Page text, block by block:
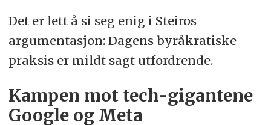
Det er lett å si seg enig i Steiros
argumentasjon: Dagens byråkratiske
praksis er mildt sagt utfordrende.
Kampen mot tech-gigantene
Google og Meta